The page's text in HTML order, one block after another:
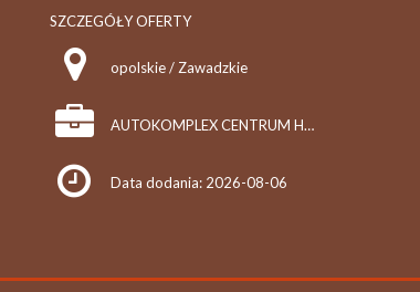
SZCZEGÓŁY OFERTY
opolskie / Zawadzkie
AUTOKOMPLEX CENTRUM HANDLOWO-USŁUGOWE IRENA KUBZDA
Data dodania: 2026-08-06